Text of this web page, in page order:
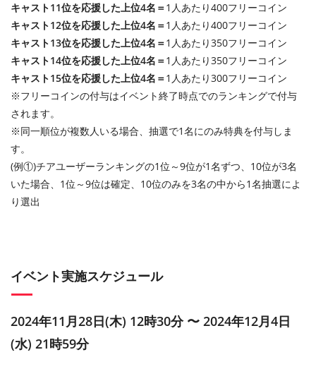
キャスト11位を応援した上位4名＝1人あたり400フリーコイン
キャスト12位を応援した上位4名＝1人あたり400フリーコイン
キャスト13位を応援した上位4名＝1人あたり350フリーコイン
キャスト14位を応援した上位4名＝1人あたり350フリーコイン
キャスト15位を応援した上位4名＝1人あたり300フリーコイン
※フリーコインの付与はイベント終了時点でのランキングで付与
されます。
※同一順位が複数人いる場合、抽選で1名にのみ特典を付与しま
す。
(例①)チアユーザーランキングの1位～9位が1名ずつ、10位が3名
いた場合、1位～9位は確定、10位のみを3名の中から1名抽選によ
り選出
イベント実施スケジュール
2024年11月28日(木) 12時30分 〜 2024年12月4日
(水) 21時59分